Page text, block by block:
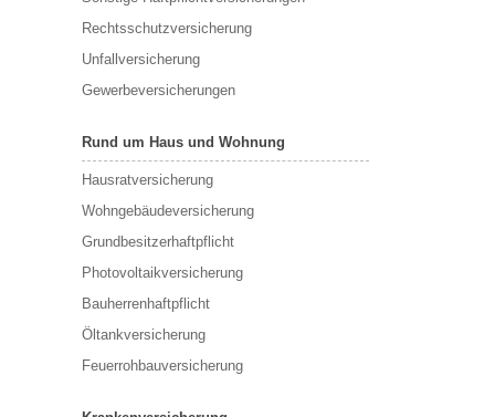
Rechtsschutzversicherung
Unfallversicherung
Gewerbeversicherungen
Rund um Haus und Wohnung
Hausratversicherung
Wohngebäudeversicherung
Grundbesitzerhaftpflicht
Photovoltaikversicherung
Bauherrenhaftpflicht
Öltankversicherung
Feuerrohbauversicherung